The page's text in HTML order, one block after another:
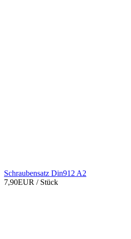
Schraubensatz Din912 A2
7,90EUR / Stück